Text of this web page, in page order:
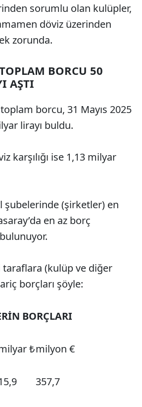
sorumlu olan kulüpler,
döviz üzerinden
zorunda.
BORCU 50
AŞTI
borcu, 31 Mayıs 2025
lirayı buldu.
karşılığı ise 1,13 milyar
şubelerinde (şirketler) en
en az borç
(kulüp ve diğer
borçları şöyle:
BORÇLARI
₺milyon €
357,7